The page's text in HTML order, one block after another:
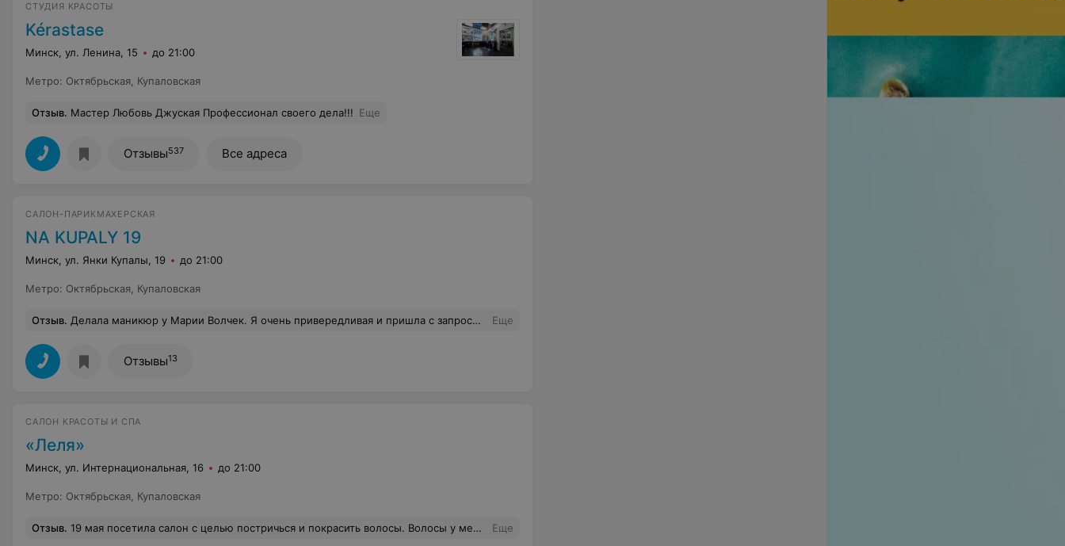
СТУДИЯ КРАСОТЫ
Kérastase
Минск, ул. Ленина, 15 до 21:00
Метро: Октябрьская Купаловская
Отзыв. Мастер Любовь Джуская Профессионал своего дела!!! Еще
Отзывы537 Все адреса
САЛОН-ПАРИКМАХЕРСКАЯ
NA KUPALY 19
Минск, ул. Янки Купалы, 19 до 21:00
Метро: Октябрьская Купаловская
Отзыв. Делала маникюр у Марии Волчек. Я очень привередливая и пришла с запросом «не режем нигде, Аппаратный тоже не используем, но заусенцы снимаем и вообще хочу долговременный сверху». Мария сделала все быстро, аккуратно, как я просила и без истерик на тему «ах как это???? Лак же не ляжет и т п». Понравилось. Спасибо! Еще
Отзывы13
САЛОН КРАСОТЫ И СПА
«Леля»
Минск, ул. Интернациональная, 16 до 21:00
Метро: Октябрьская Купаловская
Отзыв. 19 мая посетила салон с целью постричься и покрасить волосы. Волосы у меня короткие, тонкие, местами с вихрами) Про окраску опустим - цвет согласовывала с мастером сама, но стрижкой осталась крайне не довольна! Волосы пострижены не понятно как - формы никакой, по бокам торчат. Ощущение, что стрижку производил не стилист, работающий в салоне, а в лучшем случае - ученик парикмахера. Это был мой второй визит в данное место. При первичном обращении меня стриг другой мастер и результат был совершенно другим! Форма держалась почти два месяца, ощущение объема, интересная работа по окраске! Очень жаль испорченного настроения. Еще